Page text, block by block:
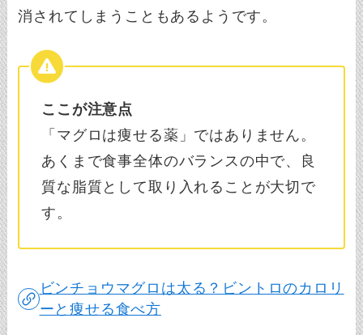
消されてしまうこともあるようです。
ここが注意点
「マグロは痩せる薬」ではありません。
あくまで食事全体のバランスの中で、良
質な脂質として取り入れることが大切で
す。
ビンチョウマグロは太る？ビントロのカロリ
ーと痩せる食べ方